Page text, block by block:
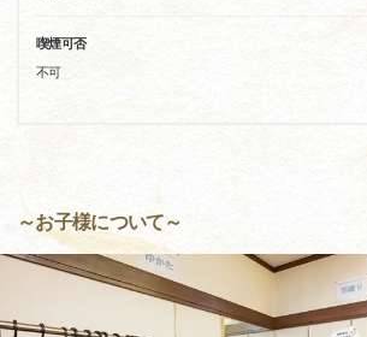
喫煙可否
不可
～お子様について～